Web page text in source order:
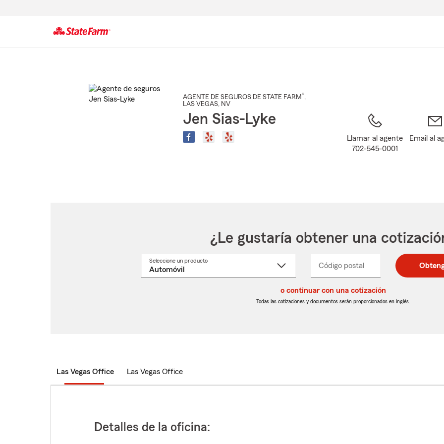
AGENTE DE SEGUROS DE STATE FARM®,
LAS VEGAS, NV
Jen Sias-Lyke
Llamar al agente
702-545-0001
Email al
¿Le gustaría obtener una
Seleccione un productoSeleccione
Código postal
postal
de
postal
de
_____
o continuar con una cotización
Todas las cotizaciones y documentos serán proporcionados en inglés.
Las Vegas Office Las Vegas Office
Detalles de la oficina: